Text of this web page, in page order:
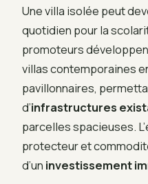
Une villa isolée peut
quotidien pour la
promoteurs
villas contemporaines
pavillonnaires,
d’infrastructures
parcelles spacieuses.
protecteur et
d’un investissement